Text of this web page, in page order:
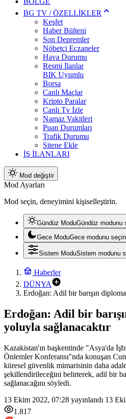
BG TV / ÖZELLİKLER
Keşfet
Haber Bülteni
Son Depremler
Nöbetçi Eczaneler
Hava Durumu
Resmi İlanlar
BIK Uyumlu
Borsa
Canlı Maçlar
Kripto Paralar
Canlı Tv İzle
Namaz Vakitleri
Puan Durumları
Trafik Durumu
Sitene Ekle
İŞ İLANLARI
Mod değiştir
Mod Ayarları
Mod seçin, deneyimini kişiselleştirin.
Gündüz ModuGündüz modunu
Gece ModuGece modunu
Sistem ModuSistem modunu
Haberler
DÜNYA
Erdoğan: Adil bir barışın
Erdoğan: Adil bir
yoluyla sağlanacaktır
Kazakistan'ın başkentinde "Asya'da
Önlemler Konferansı"nda konuşan
küresel güvenlik mimarisinin daha
şekillendirileceğini belirterek, adil bir
sağlanacağını söyledi.
13 Ekim 2022, 07:28 yayınlandı 13
1.817